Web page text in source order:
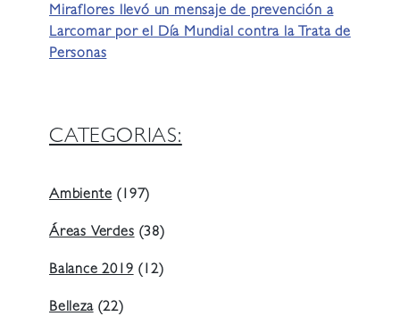
Miraflores llevó un mensaje de prevención a
Larcomar por el Día Mundial contra la Trata de
Personas
CATEGORIAS:
Ambiente(197)
Áreas Verdes(38)
Balance 2019(12)
Belleza(22)